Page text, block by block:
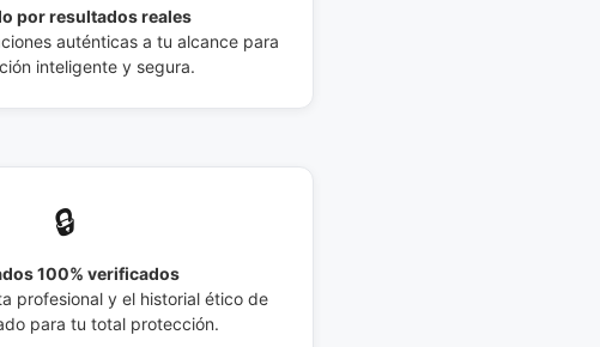
por resultados reales
auténticas a tu alcance para
inteligente y segura.
🔒
100% verificados
profesional y el historial ético de
para tu total protección.